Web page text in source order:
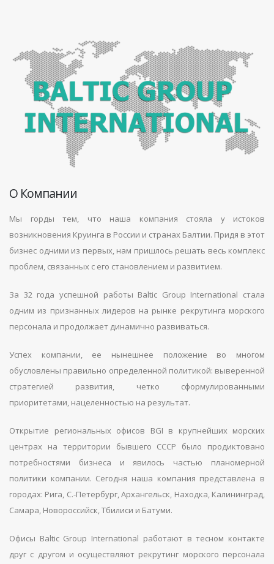
О Компании
Мы горды тем, что наша компания стояла у истоков
возникновения Круинга в России и странах Балтии. Придя в этот
бизнес одними из первых, нам пришлось решать весь комплекс
проблем, связанных с его становлением и развитием.
За 32 года успешной работы Baltic Group International стала
одним из признанных лидеров на рынке рекрутинга морского
персонала и продолжает динамично развиваться.
Успех компании, ее нынешнее положение во многом
обусловлены правильно определенной политикой: выверенной
стратегией развития, четко сформулированными
приоритетами, нацеленностью на результат.
Открытие региональных офисов BGI в крупнейших морских
центрах на территории бывшего СССР было продиктовано
потребностями бизнеса и явилось частью планомерной
политики компании. Сегодня наша компания представлена в
городах: Рига, С.-Петербург, Архангельск, Находка, Калининград,
Самара, Новороссийск, Тбилиси и Батуми.
Офисы Baltic Group International работают в тесном контакте
друг с другом и осуществляют рекрутинг морского персонала